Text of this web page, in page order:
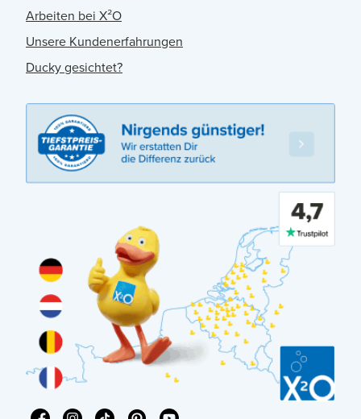
Arbeiten bei X²O
Unsere Kundenerfahrungen
Ducky gesichtet?